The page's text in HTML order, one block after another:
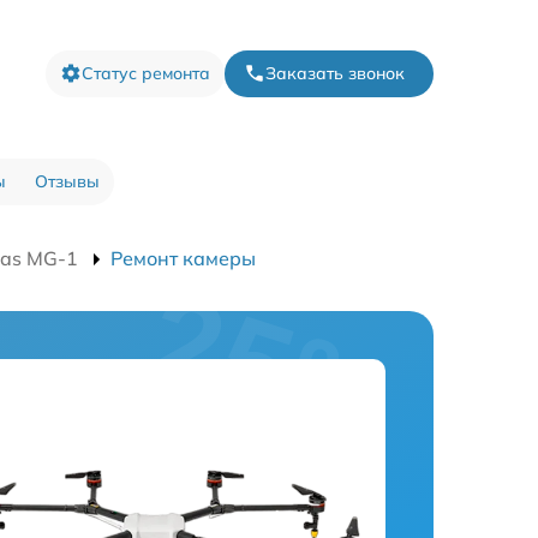
Статус ремонта Заказать звонок
Отзывы
MG-1 Ремонт камеры